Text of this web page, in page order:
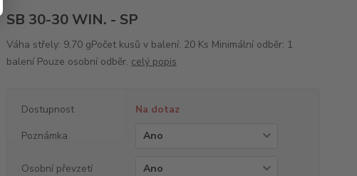
SB 30-30 WIN. - SP
Váha střely: 9,70 gPočet kusů v balení: 20 Ks Minimální odběr: 1
balení Pouze osobní odběr. celý popis
Dostupnost
Na dotaz
Poznámka
Osobní převzetí